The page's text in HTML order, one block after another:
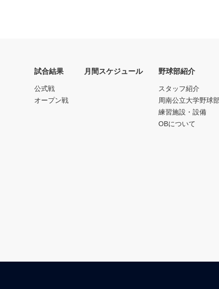
試合結果
公式戦
オープン戦
月間スケジュール 野球部紹介
スタッフ紹介
周南公立大学野球
練習施設・設備
OBについて